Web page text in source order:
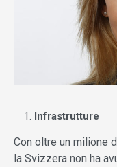
Infrastrutture
Con oltre un milione
la Svizzera non ha